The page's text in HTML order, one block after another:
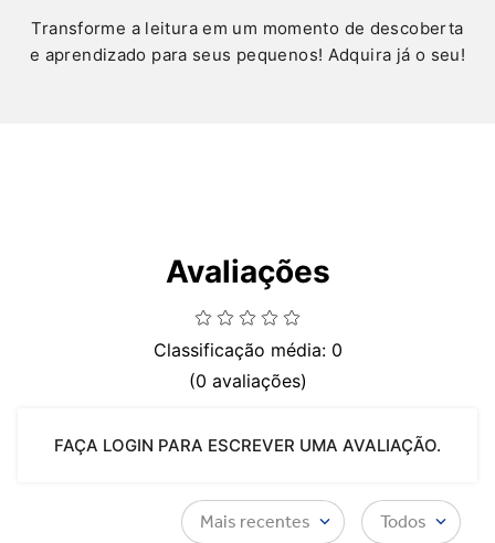
Transforme a leitura em um momento de descoberta
e aprendizado para seus pequenos! Adquira já o seu!
Avaliações
Classificação média: 0
(0 avaliações)
FAÇA LOGIN PARA ESCREVER UMA AVALIAÇÃO.
Mais recentes Todos